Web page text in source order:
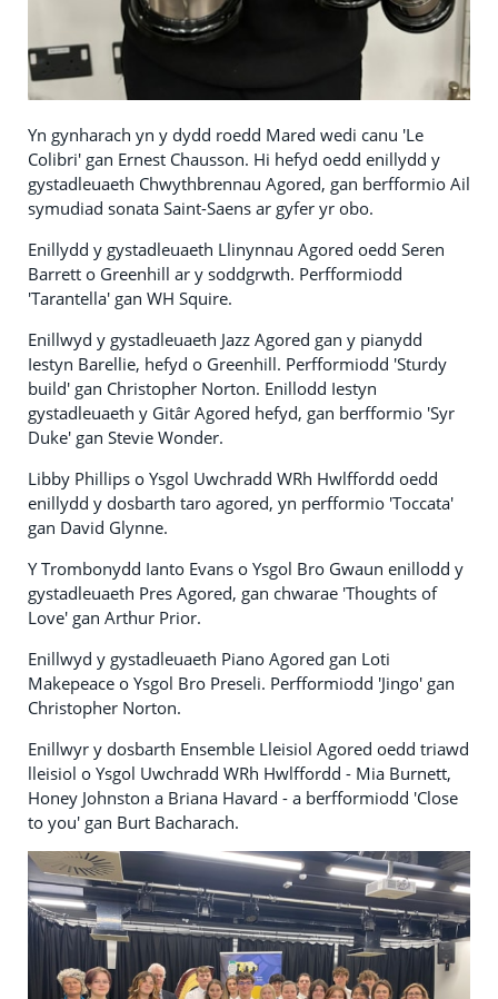
Yn gynharach yn y dydd roedd Mared wedi canu 'Le
Colibri' gan Ernest Chausson. Hi hefyd oedd enillydd y
gystadleuaeth Chwythbrennau Agored, gan berfformio Ail
symudiad sonata Saint-Saens ar gyfer yr obo.
Enillydd y gystadleuaeth Llinynnau Agored oedd Seren
Barrett o Greenhill ar y soddgrwth. Perfformiodd
'Tarantella' gan WH Squire.
Enillwyd y gystadleuaeth Jazz Agored gan y pianydd
Iestyn Barellie, hefyd o Greenhill. Perfformiodd 'Sturdy
build' gan Christopher Norton. Enillodd Iestyn
gystadleuaeth y Gitâr Agored hefyd, gan berfformio 'Syr
Duke' gan Stevie Wonder.
Libby Phillips o Ysgol Uwchradd WRh Hwlffordd oedd
enillydd y dosbarth taro agored, yn perfformio 'Toccata'
gan David Glynne.
Y Trombonydd Ianto Evans o Ysgol Bro Gwaun enillodd y
gystadleuaeth Pres Agored, gan chwarae 'Thoughts of
Love' gan Arthur Prior.
Enillwyd y gystadleuaeth Piano Agored gan Loti
Makepeace o Ysgol Bro Preseli. Perfformiodd 'Jingo' gan
Christopher Norton.
Enillwyr y dosbarth Ensemble Lleisiol Agored oedd triawd
lleisiol o Ysgol Uwchradd WRh Hwlffordd - Mia Burnett,
Honey Johnston a Briana Havard - a berfformiodd 'Close
to you' gan Burt Bacharach.